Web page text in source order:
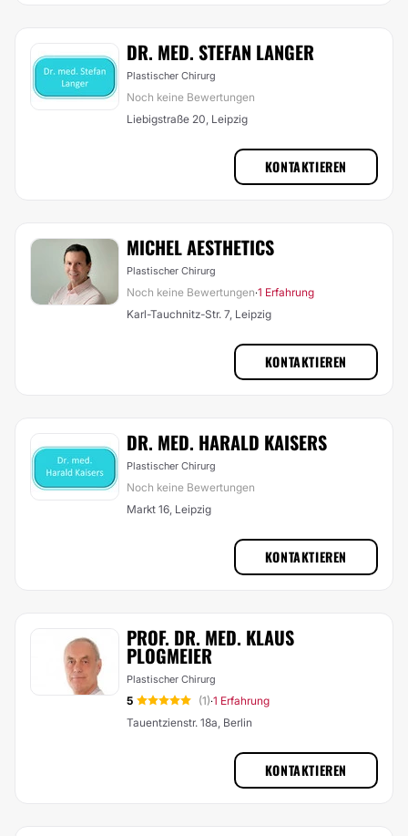
DR. MED. STEFAN LANGER
Plastischer Chirurg
Noch keine Bewertungen
Liebigstraße 20, Leipzig
KONTAKTIEREN
MICHEL AESTHETICS
Plastischer Chirurg
Noch keine Bewertungen·1 Erfahrung
Karl-Tauchnitz-Str. 7, Leipzig
KONTAKTIEREN
DR. MED. HARALD KAISERS
Plastischer Chirurg
Noch keine Bewertungen
Markt 16, Leipzig
KONTAKTIEREN
PROF. DR. MED. KLAUS
PLOGMEIER
Plastischer Chirurg
5 (1)·1 Erfahrung
Tauentzienstr. 18a, Berlin
KONTAKTIEREN